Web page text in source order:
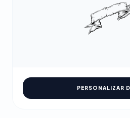
PERSONALIZAR